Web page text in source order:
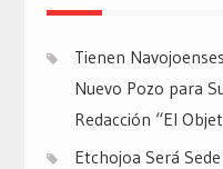
Tienen
Nuevo Pozo para
Redacción “El
Etchojoa Será